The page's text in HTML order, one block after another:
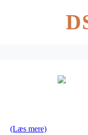
(Læs mere)